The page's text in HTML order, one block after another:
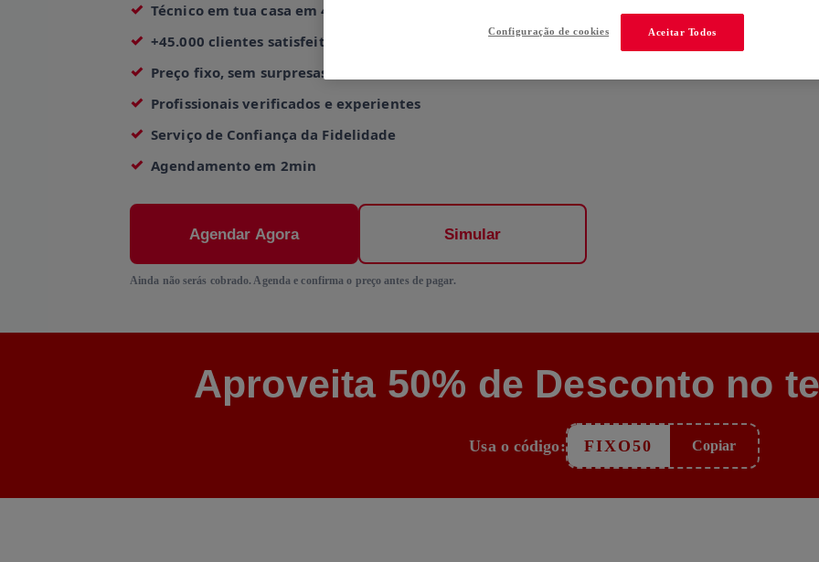
Técnico em tua casa em 4h
+45.000 clientes satisfeitos
Preço fixo, sem surpresas
Profissionais verificados e experientes
Serviço de Confiança da Fidelidade
Agendamento em 2min
Agendar Agora Simular
Ainda não serás cobrado. Agenda e confirma o preço antes de pagar.
Aproveita 50% de Desconto no
Usa o código: FIXO50 Copiar
Aceitar Todos
Configuração de cookies